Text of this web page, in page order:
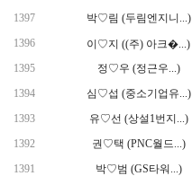
1397
박♡림 (두림엔지니...)
1396
이♡지 ((주) 아크�...)
1395
정♡우 (정근우...)
1394
심♡섭 (중소기업유...)
1393
유♡선 (상설1번지...)
1392
권♡택 (PNC월드...)
1391
박♡범 (GS타워...)